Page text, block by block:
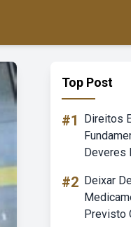
Top Post
#1
Direitos
Deveres
#2 Deixar
Previsto